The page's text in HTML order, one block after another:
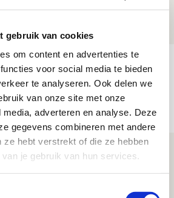
gebruik van cookies
om content en advertenties te
voor social media te bieden
te analyseren. Ook delen we
van onze site met onze
adverteren en analyse. Deze
gegevens combineren met andere
ze hebt verstrekt of die ze hebben
je gebruik van hun services.
welke formatie begin
Ajax of Ajax 1? Dat
reet’ uit